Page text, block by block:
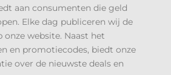
aan consumenten die geld
Elke dag publiceren wij de
website. Naast het
en promotiecodes, biedt onze
over de nieuwste deals en